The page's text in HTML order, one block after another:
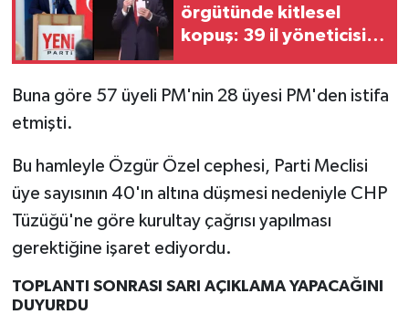
örgütünde kitlesel
kopuş: 39 il yöneticisi
Buna göre 57 üyeli PM'nin 28 üyesi PM'den istifa
etmişti.
Bu hamleyle Özgür Özel cephesi, Parti Meclisi
üye sayısının 40'ın altına düşmesi nedeniyle CHP
Tüzüğü'ne göre kurultay çağrısı yapılması
gerektiğine işaret ediyordu.
TOPLANTI SONRASI SARI AÇIKLAMA YAPACAĞINI
DUYURDU